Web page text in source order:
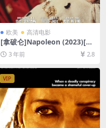
欧美 高清电影
[拿破仑]Napoleon (2023)[百
度网盘+夸克网盘1080P超清
未删减资源][网盘在线播放/下
载][MP4/10GB][官方中英字
幕]
3 年前 2.8
VIP